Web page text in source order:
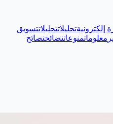
إلكترونيةتحليلاتتحليلاتتسويق
معلوماتمنوعاتنصائحنصائح